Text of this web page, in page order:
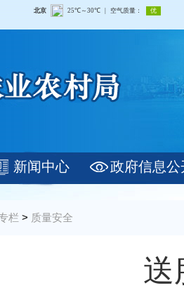
新闻中心 政府信息公
栏 > 质量安全
送